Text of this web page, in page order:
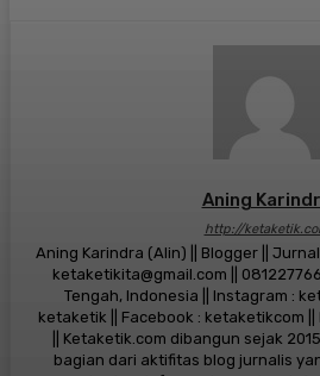
Aning
http://
Aning Karindra (Alin) || Blogger ||
ketaketikita@gmail.com ||
Tengah, Indonesia || Instagram :
ketaketik || Facebook : ketaketikcom
|| Ketaketik.com dibangun sejak
bagian dari aktifitas blog jurnalis